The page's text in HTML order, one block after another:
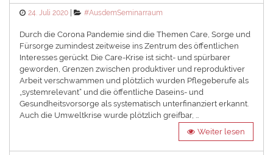
Posted
24. Juli 2020 Categories
#AusdemSeminarraum
Durch die Corona Pandemie sind die Themen Care, Sorge und
Fürsorge zumindest zeitweise ins Zentrum des öffentlichen
Interesses gerückt. Die Care-Krise ist sicht- und spürbarer
geworden, Grenzen zwischen produktiver und reproduktiver
Arbeit verschwammen und plötzlich wurden Pflegeberufe als
„systemrelevant“ und die öffentliche Daseins- und
Gesundheitsvorsorge als systematisch unterfinanziert erkannt.
Auch die Umweltkrise wurde plötzlich greifbar, …
Weiter lesen